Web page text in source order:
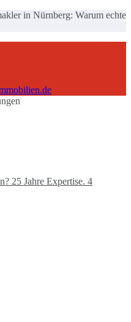
in Nürnberg: Warum echte
25 Jahre Expertise. 4